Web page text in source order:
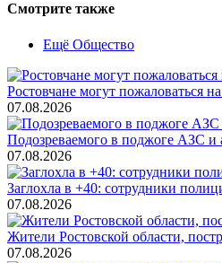
Смотрите также
Ещё Общество
Ростовчане могут пожаловаться
07.08.2026
Подозреваемого в поджоге АЗС и
07.08.2026
Заглохла в +40: сотрудники
07.08.2026
Жители Ростовской области,
07.08.2026